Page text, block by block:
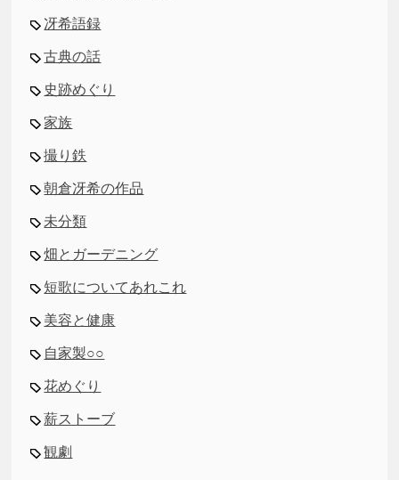
冴希語録
古典の話
史跡めぐり
家族
撮り鉄
朝倉冴希の作品
未分類
畑とガーデニング
短歌についてあれこれ
美容と健康
自家製○○
花めぐり
薪ストーブ
観劇